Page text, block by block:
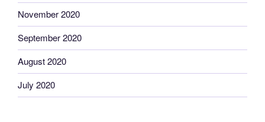
November 2020
September 2020
August 2020
July 2020